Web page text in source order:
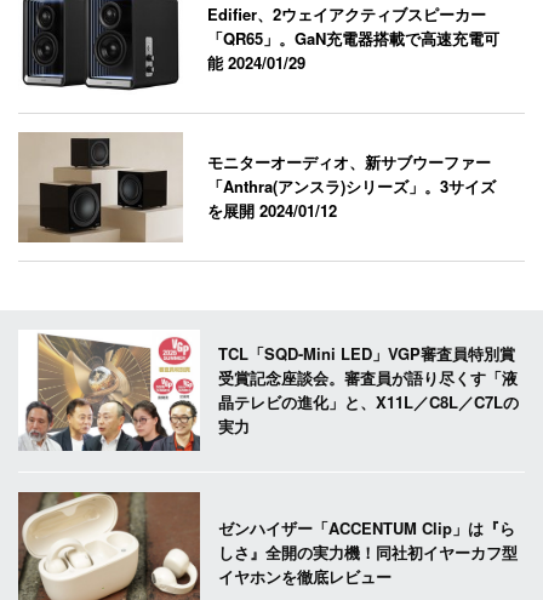
Edifier、2ウェイアクティブスピーカー
「QR65」。GaN充電器搭載で高速充電可
能2024/01/29
モニターオーディオ、新サブウーファー
「Anthra(アンスラ)シリーズ」。3サイズ
を展開2024/01/12
TCL「SQD-Mini LED」VGP審査員特別賞
受賞記念座談会。審査員が語り尽くす「液
晶テレビの進化」と、X11L／C8L／C7Lの
実力
ゼンハイザー「ACCENTUM Clip」は『ら
しさ』全開の実力機！同社初イヤーカフ型
イヤホンを徹底レビュー